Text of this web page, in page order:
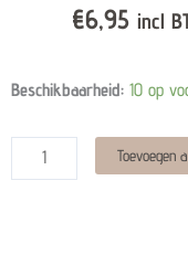
€6,95 incl
Beschikbaarheid: 10 op
Kaartje
bedel
-
Toevoegen